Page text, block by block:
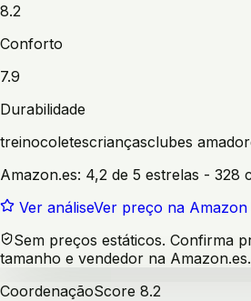
8.2
Conforto
7.9
Durabilidade
treinocoletescriançasclubes
Amazon.es: 4,2 de 5 estrelas - 328
Ver análiseVer preço na Amazon
Sem preços estáticos. Confirma
tamanho e vendedor na Amazon.es.
CoordenaçãoScore 8.2